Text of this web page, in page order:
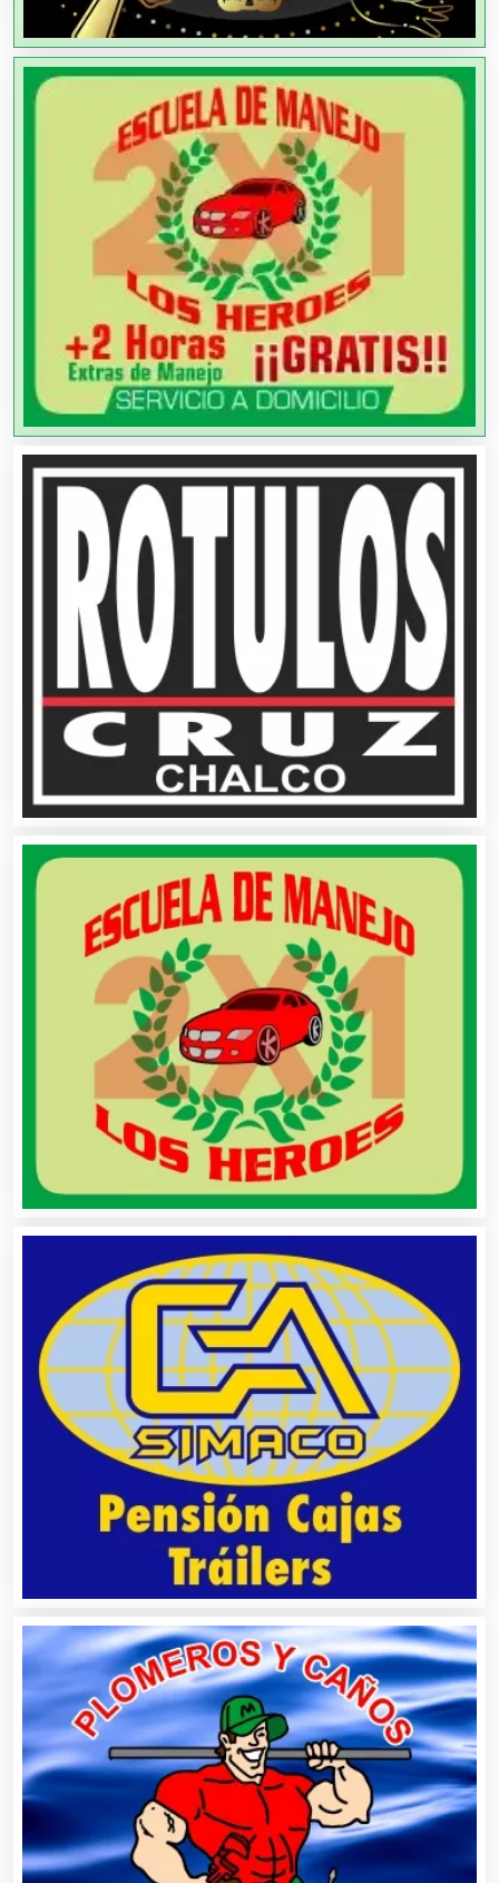
Ambulancias
Análisis Clínicos
Análisis de Aguas
Animadores de Eventos
Aparatos y Equipos Eléctricos
Arquitectos
Artes Gráficas
Artesanías
Artículos de Oficina
Artículos Deportivos
Artículos Importados
Artículos para el Hogar
Artículos para Regalos
Artículos Personales
Artículos Publicitarios
Aseguradoras
Asesores Técnicos
Asesoría Fiscal
Asilos
Asociaciones Civiles
Asociaciones Empresariales